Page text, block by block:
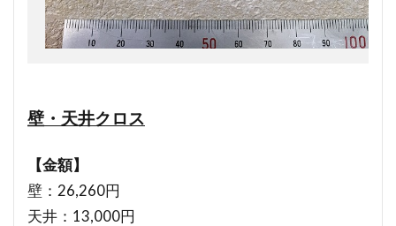
壁・天井クロス
【金額】
壁：26,260円
天井：13,000円